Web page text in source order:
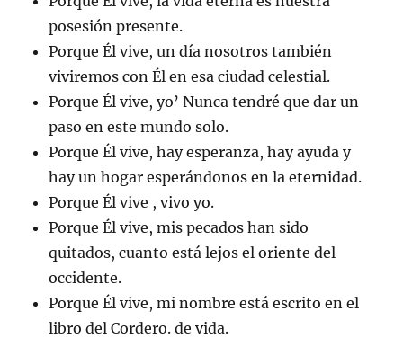
posesión presente.
Porque Él vive, un día nosotros también
viviremos con Él en esa ciudad celestial.
Porque Él vive, yo’ Nunca tendré que dar un
paso en este mundo solo.
Porque Él vive, hay esperanza, hay ayuda y
hay un hogar esperándonos en la eternidad.
Porque Él vive , vivo yo.
Porque Él vive, mis pecados han sido
quitados, cuanto está lejos el oriente del
occidente.
Porque Él vive, mi nombre está escrito en el
libro del Cordero. de vida.